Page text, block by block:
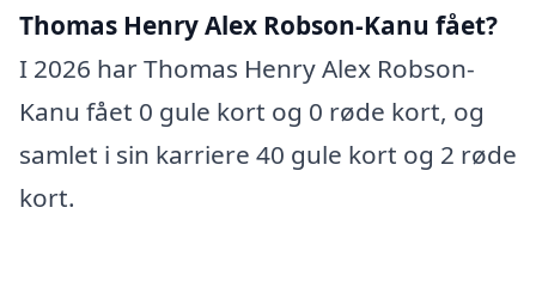
Thomas Henry Alex Robson-Kanu fået?
I 2026 har Thomas Henry Alex Robson-
Kanu fået 0 gule kort og 0 røde kort, og
samlet i sin karriere 40 gule kort og 2 røde
kort.